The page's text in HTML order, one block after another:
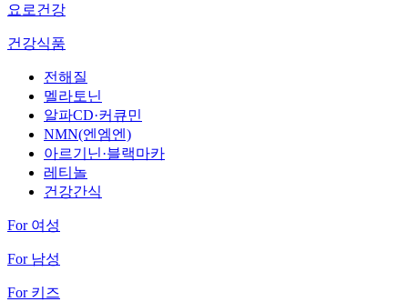
요로건강
건강식품
전해질
멜라토닌
알파CD·커큐민
NMN(엔엠엔)
아르기닌·블랙마카
레티놀
건강간식
For 여성
For 남성
For 키즈